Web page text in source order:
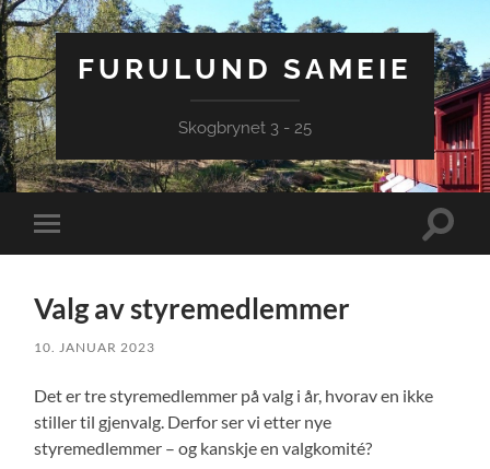
FURULUND SAMEIE
Skogbrynet 3 - 25
Veksle
mobilmeny
Veksle
Valg av styremedlemmer
10. JANUAR 2023
Det er tre styremedlemmer på valg i år, hvorav en ikke
stiller til gjenvalg. Derfor ser vi etter nye
styremedlemmer – og kanskje en valgkomité?